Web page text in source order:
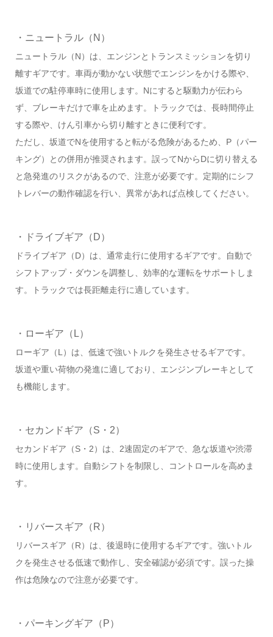
・ニュートラル（N）
ニュートラル（N）は、エンジンとトランスミッションを切り
離すギアです。車両が動かない状態でエンジンをかける際や、
坂道での駐停車時に使用します。Nにすると駆動力が伝わら
ず、ブレーキだけで車を止めます。トラックでは、長時間停止
する際や、けん引車から切り離すときに便利です。
ただし、坂道でNを使用すると転がる危険があるため、P（パー
キング）との併用が推奨されます。誤ってNからDに切り替える
と急発進のリスクがあるので、注意が必要です。定期的にシフ
トレバーの動作確認を行い、異常があれば点検してください。
・ドライブギア（D）
ドライブギア（D）は、通常走行に使用するギアです。自動で
シフトアップ・ダウンを調整し、効率的な運転をサポートしま
す。トラックでは長距離走行に適しています。
・ローギア（L）
ローギア（L）は、低速で強いトルクを発生させるギアです。
坂道や重い荷物の発進に適しており、エンジンブレーキとして
も機能します。
・セカンドギア（S・2）
セカンドギア（S・2）は、2速固定のギアで、急な坂道や渋滞
時に使用します。自動シフトを制限し、コントロールを高めま
す。
・リバースギア（R）
リバースギア（R）は、後退時に使用するギアです。強いトル
クを発生させる低速で動作し、安全確認が必須です。誤った操
作は危険なので注意が必要です。
・パーキングギア（P）